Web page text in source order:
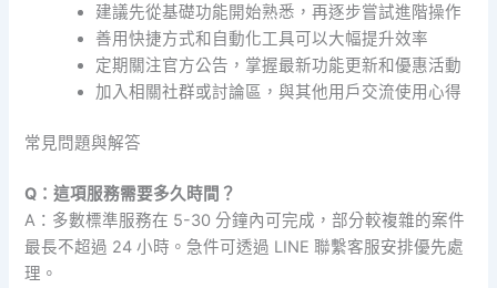
建議先從基礎功能開始熟悉，再逐步嘗試進階操作
善用快捷方式和自動化工具可以大幅提升效率
定期關注官方公告，掌握最新功能更新和優惠活動
加入相關社群或討論區，與其他用戶交流使用心得
常見問題與解答
Q：這項服務需要多久時間？
A：多數標準服務在 5-30 分鐘內可完成，部分較複雜的案件
最長不超過 24 小時。急件可透過 LINE 聯繫客服安排優先處
理。